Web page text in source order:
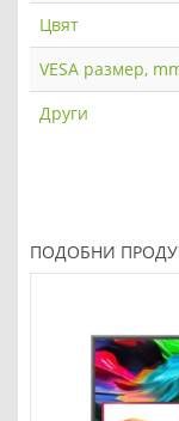
Цвят
VESA размер,
Други
ПОДОБНИ